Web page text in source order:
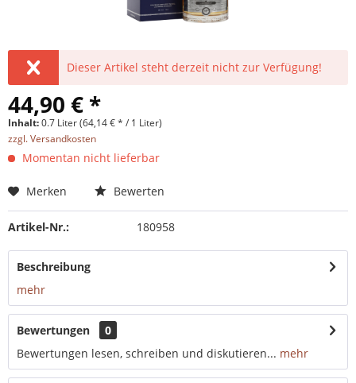
Dieser Artikel steht derzeit nicht zur Verfügung!
44,90 € *
Inhalt:0.7 Liter (64,14 € * / 1 Liter)
zzgl. Versandkosten
Momentan nicht lieferbar
Merken Bewerten
Artikel-Nr.: 180958
Beschreibung
mehr
Bewertungen
0
Bewertungen lesen, schreiben und diskutieren... mehr